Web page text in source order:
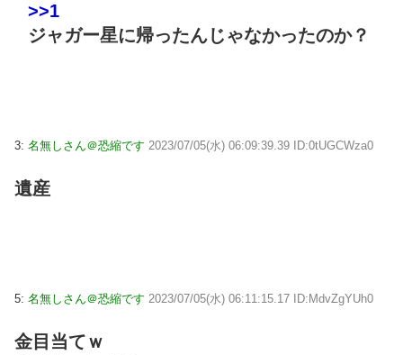
>>1
ジャガー星に帰ったんじゃなかったのか？
3: 名無しさん＠恐縮です 2023/07/05(水) 06:09:39.39 ID:0tUGCWza0
遺産
5: 名無しさん＠恐縮です 2023/07/05(水) 06:11:15.17 ID:MdvZgYUh0
金目当てｗ